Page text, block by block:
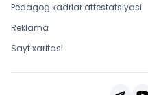
Pedagog kadrlar attestatsiyasi
Reklama
Sayt xaritasi